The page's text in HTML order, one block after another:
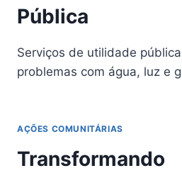
Pública
Serviços de utilidade
problemas com água, luz e
AÇÕES COMUNITÁRIAS
Transformando